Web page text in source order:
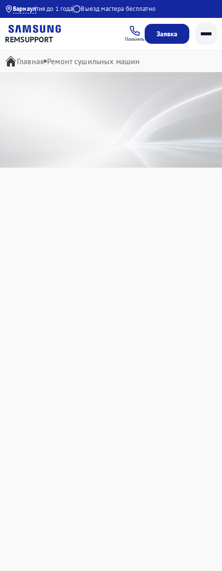
Барнаул
Гарантия до 1 года Выезд мастера бесплатно
REMSUPPORT Позвонить
Заявка
Главная Ремонт сушильных машин